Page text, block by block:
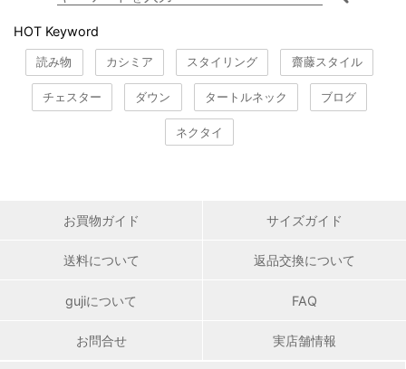
HOT Keyword
読み物 カシミア スタイリング 齋藤スタイル
チェスター ダウン タートルネック ブログ
ネクタイ
お買物ガイド サイズガイド
送料について 返品交換について
gujiについて FAQ
お問合せ 実店舗情報